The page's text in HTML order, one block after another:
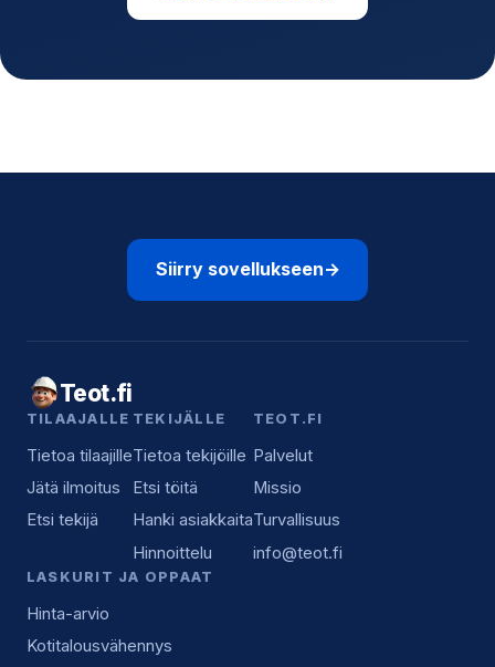
Siirry sovellukseen→
Teot.fi
TILAAJALLE
Tietoa tilaajille
Jätä ilmoitus
Etsi tekijä
TEKIJÄLLE
Tietoa tekijöille
Etsi töitä
Hanki asiakkaita
Hinnoittelu
TEOT.FI
Palvelut
Missio
Turvallisuus
info@teot.fi
LASKURIT JA OPPAAT
Hinta-arvio
Kotitalousvähennys